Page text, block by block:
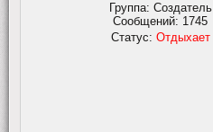
Группа: Создатель
Сообщений: 1745
Статус: Отдыхает